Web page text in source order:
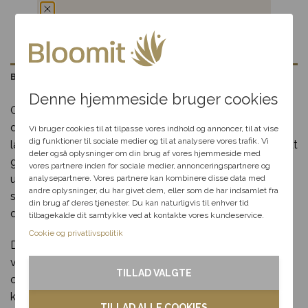
Denne hjemmeside bruger cookies
Vi bruger cookies til at tilpasse vores indhold og annoncer, til at vise
dig funktioner til sociale medier og til at analysere vores trafik. Vi
deler også oplysninger om din brug af vores hjemmeside med
vores partnere inden for sociale medier, annonceringspartnere og
analysepartnere. Vores partnere kan kombinere disse data med
andre oplysninger, du har givet dem, eller som de har indsamlet fra
din brug af deres tjenester. Du kan naturligvis til enhver tid
tilbagekalde dit samtykke ved at kontakte vores kundeservice.
Cookie og privatlivspolitik
TILLAD VALGTE
Beskrivelse
Giv en gave, der forkæler både ganen og sanserne, med
denne eksklusive gavekasse fyldt med specialøl og
lækker konfekture. Gavekassen er nøje sammensat for at
give modtageren en oplevelse af kvalitet og smag. De
udsøgte specialøl er håndplukket for deres karakter og
smag, mens konfekturen tilfører en sød og luksuriøs
detalje.
Denne gavekasse er perfekt til fødselsdage, som
værtsgave eller til en særlig anledning, hvor du vil vise
omtanke og forkælelse. Kombinationen af øl og
konfekture gør gaven alsidig og ideel til både ham og
Du har fået en
passer til dig, så hjælper vi
dig videre med at finde den
perfekte rabat til dit svar.
Fødselsdag
Tak & omtanke
Kondolence